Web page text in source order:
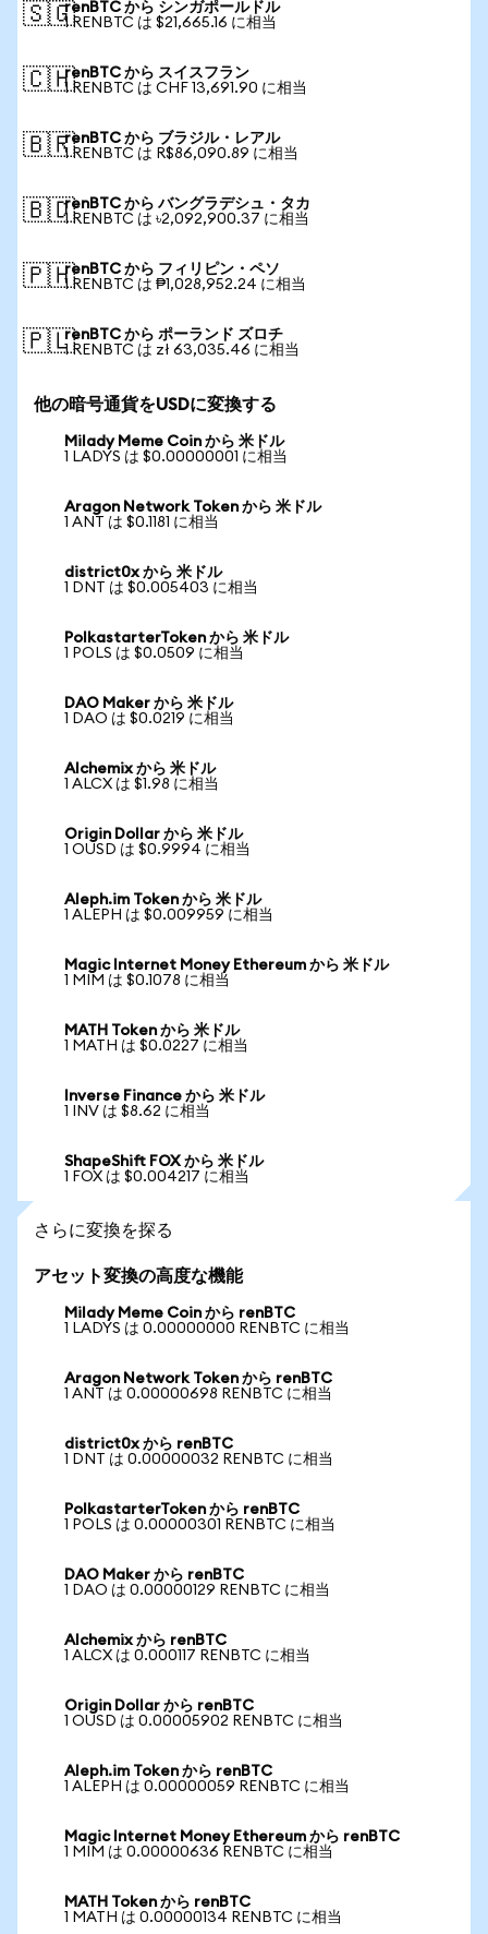
🇸🇬renBTC から シンガポールドル
1 RENBTC は $21,665.16 に相当
🇨🇭renBTC から スイスフラン
1 RENBTC は CHF 13,691.90 に相当
🇧🇷renBTC から ブラジル・レアル
1 RENBTC は R$86,090.89 に相当
🇧🇩renBTC から バングラデシュ・タカ
1 RENBTC は ৳2,092,900.37 に相当
🇵🇭renBTC から フィリピン・ペソ
1 RENBTC は ₱1,028,952.24 に相当
🇵🇱renBTC から ポーランド ズロチ
1 RENBTC は zł 63,035.46 に相当
他の暗号通貨をUSDに変換する
Milady Meme Coin から 米ドル
1 LADYS は $0.00000001 に相当
Aragon Network Token から 米ドル
1 ANT は $0.1181 に相当
district0x から 米ドル
1 DNT は $0.005403 に相当
PolkastarterToken から 米ドル
1 POLS は $0.0509 に相当
DAO Maker から 米ドル
1 DAO は $0.0219 に相当
Alchemix から 米ドル
1 ALCX は $1.98 に相当
Origin Dollar から 米ドル
1 OUSD は $0.9994 に相当
Aleph.im Token から 米ドル
1 ALEPH は $0.009959 に相当
Magic Internet Money Ethereum から 米ドル
1 MIM は $0.1078 に相当
MATH Token から 米ドル
1 MATH は $0.0227 に相当
Inverse Finance から 米ドル
1 INV は $8.62 に相当
ShapeShift FOX から 米ドル
1 FOX は $0.004217 に相当
さらに変換を探る
アセット変換の高度な機能
Milady Meme Coin から renBTC
1 LADYS は 0.00000000 RENBTC に相当
Aragon Network Token から renBTC
1 ANT は 0.00000698 RENBTC に相当
district0x から renBTC
1 DNT は 0.00000032 RENBTC に相当
PolkastarterToken から renBTC
1 POLS は 0.00000301 RENBTC に相当
DAO Maker から renBTC
1 DAO は 0.00000129 RENBTC に相当
Alchemix から renBTC
1 ALCX は 0.000117 RENBTC に相当
Origin Dollar から renBTC
1 OUSD は 0.00005902 RENBTC に相当
Aleph.im Token から renBTC
1 ALEPH は 0.00000059 RENBTC に相当
Magic Internet Money Ethereum から renBTC
1 MIM は 0.00000636 RENBTC に相当
MATH Token から renBTC
1 MATH は 0.00000134 RENBTC に相当